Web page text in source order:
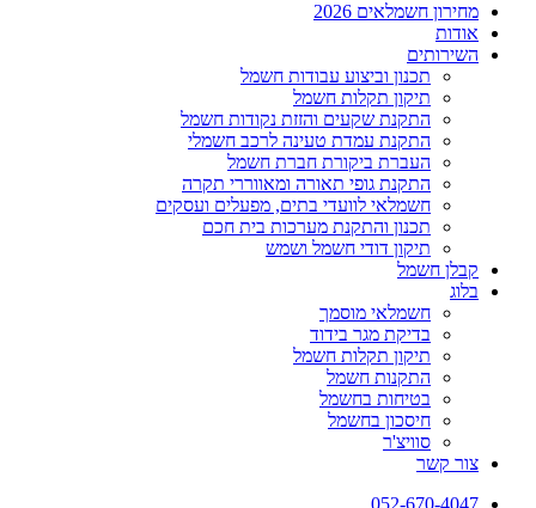
מחירון חשמלאים 2026
אודות
השירותים
תכנון וביצוע עבודות חשמל
תיקון תקלות חשמל
התקנת שקעים והזזת נקודות חשמל
התקנת עמדת טעינה לרכב חשמלי
העברת ביקורת חברת חשמל
התקנת גופי תאורה ומאווררי תקרה
חשמלאי לוועדי בתים, מפעלים ועסקים
תכנון והתקנת מערכות בית חכם
תיקון דודי חשמל ושמש
קבלן חשמל
בלוג
חשמלאי מוסמך
בדיקת מגר בידוד
תיקון תקלות חשמל
התקנות חשמל
בטיחות בחשמל
חיסכון בחשמל
סוויצ'ר
צור קשר
052-670-4047